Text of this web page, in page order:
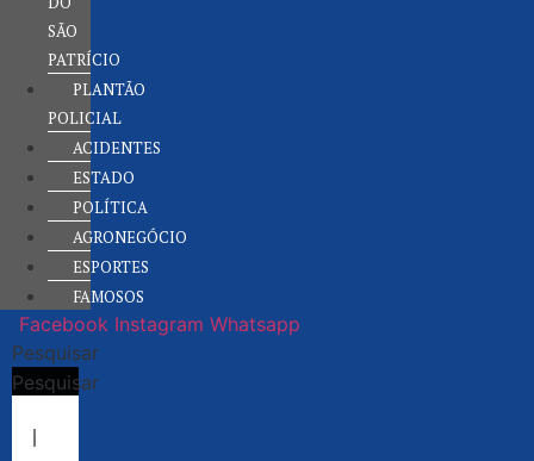
SÃO
PATRÍCIO
PLANTÃO
POLICIAL
ACIDENTES
ESTADO
POLÍTICA
AGRONEGÓCIO
ESPORTES
FAMOSOS
Facebook Instagram Whatsapp
Pesquisar
Pesquisar